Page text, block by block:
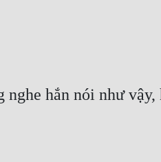
hắn nói như vậy,